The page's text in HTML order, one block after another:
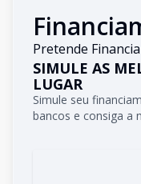
Pretende
SIMULE AS
LUGAR
Simule seu
bancos e consiga a